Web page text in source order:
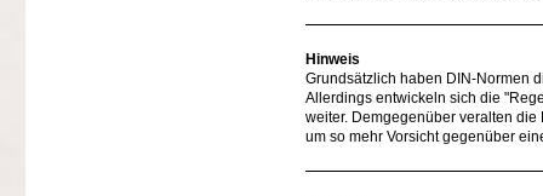
Hinweis
Grundsätzlich haben DIN-Normen
Allerdings entwickeln sich die
weiter. Demgegenüber veralten
um so mehr Vorsicht gegenüber